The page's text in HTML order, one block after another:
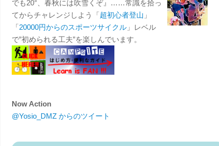
でも20°、春秋には吹雪くぞ』……常識を拾っ
てからチャレンジしよう「 超初心者登山 」
「 20000円からのスポーツサイクル」レベル
で”初められる工夫”を楽しんでいます。
Now Action
@Yosio_DMZ からのツイート